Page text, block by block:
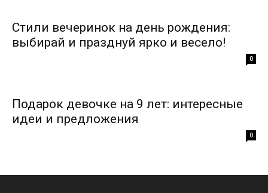
Стили вечеринок на день рождения:
выбирай и празднуй ярко и весело!
0
Подарок девочке на 9 лет: интересные
идеи и предложения
0